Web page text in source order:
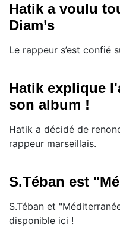
Hatik a voulu
Diam’s
Le rappeur s’est confié
Hatik explique
son album !
Hatik a décidé de
rappeur marseillais.
S.Téban est
S.Téban et
disponible ici !